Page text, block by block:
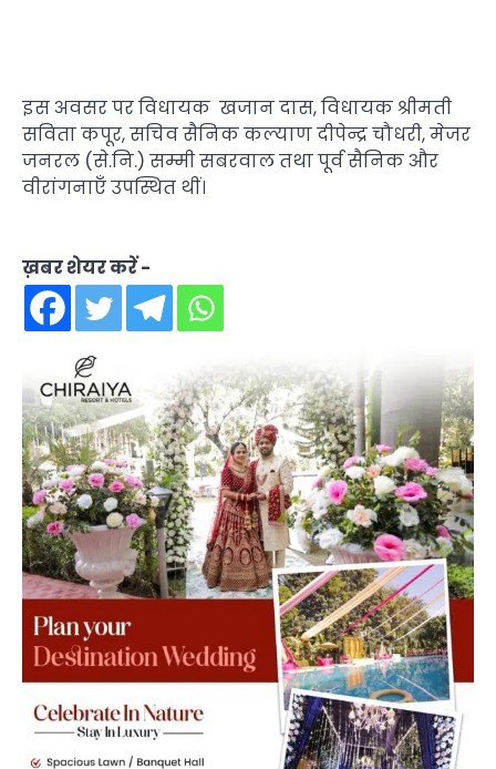
इस अवसर पर विधायक खजान दास, विधायक श्रीमती
सविता कपूर, सचिव सैनिक कल्याण दीपेन्द्र चौधरी, मेजर
जनरल (से.नि.) सम्मी सबरवाल तथा पूर्व सैनिक और
वीरांगनाएँ उपस्थित थीं।
ख़बर शेयर करें -